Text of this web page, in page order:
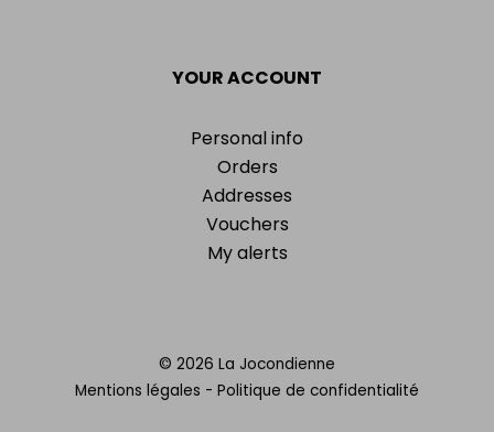
YOUR ACCOUNT
Personal info
Orders
Addresses
Vouchers
My alerts
© 2026 La Jocondienne
Mentions légales - Politique de confidentialité